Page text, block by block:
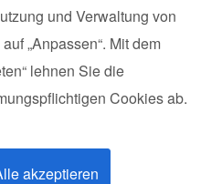
uns
zum Kurs
und Verwaltung von
„Anpassen“. Mit dem
lehnen Sie die
Cookies ab.
akzeptieren